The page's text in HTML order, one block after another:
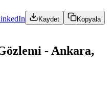
Kaydet Kopyala
- Ankara,